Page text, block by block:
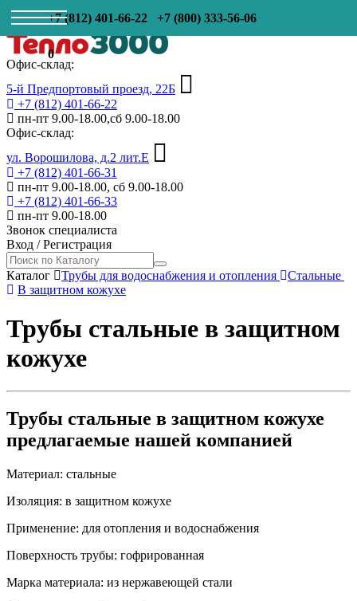
+7 (812) 401-66-22 +7 (800) 333-56-06
0
Офис-склад:
5-й Предпортовый проезд, 22Б
+7 (812) 401-66-22
пн-пт 9.00-18.00,сб 9.00-18.00
Офис-склад:
ул. Ворошилова, д.2 лит.Е
+7 (812) 401-66-31
пн-пт 9.00-18.00, сб 9.00-18.00
+7 (812) 401-66-33
пн-пт 9.00-18.00
Звонок специалиста
Вход /Регистрация
Каталог Трубы для водоснабжения и отопления
Стальные
В защитном кожухе
Трубы стальные в защитном
кожухе
Трубы стальные в защитном кожухе
предлагаемые нашей компанией
Материал: стальные
Изоляция: в защитном кожухе
Применение: для отопления и водоснабжения
Поверхность трубы: гофрированная
Марка материала: из нержавеющей стали